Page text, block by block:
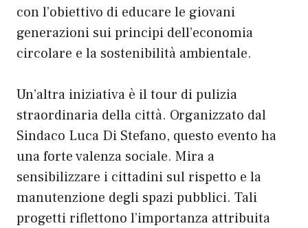
con l’obiettivo di educare le giovani
generazioni sui principi dell’economia
circolare e la sostenibilità ambientale.
Un’altra iniziativa è il tour di pulizia
straordinaria della città. Organizzato dal
Sindaco Luca Di Stefano, questo evento ha
una forte valenza sociale. Mira a
sensibilizzare i cittadini sul rispetto e la
manutenzione degli spazi pubblici. Tali
progetti riflettono l’importanza attribuita